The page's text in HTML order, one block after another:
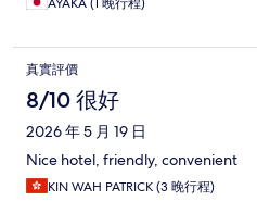
AYAKA (1 晚行程)
真實評價
8/10 很好
2026 年 5 月 19 日
Nice hotel, friendly, convenient
KIN WAH PATRICK (3 晚行程)